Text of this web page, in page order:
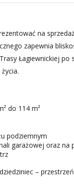
na
zapewnia
Łagiewnickiej
do 114 m²
podziemnym
garażowej oraz na
–